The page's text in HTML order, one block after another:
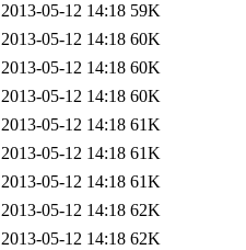
2013-05-12 14:18 59K
2013-05-12 14:18 60K
2013-05-12 14:18 60K
2013-05-12 14:18 60K
2013-05-12 14:18 61K
2013-05-12 14:18 61K
2013-05-12 14:18 61K
2013-05-12 14:18 62K
2013-05-12 14:18 62K